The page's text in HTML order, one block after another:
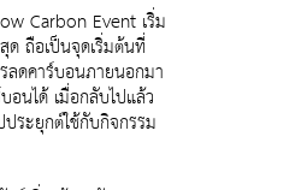
Carbon Event เริ่ม
ด ถือเป็นจุดเริ่มต้นที่
ลดคาร์บอนภายนอกมา
อนได้ เมื่อกลับไปแล้ว
ระยุกต์ใช้กับกิจกรรม